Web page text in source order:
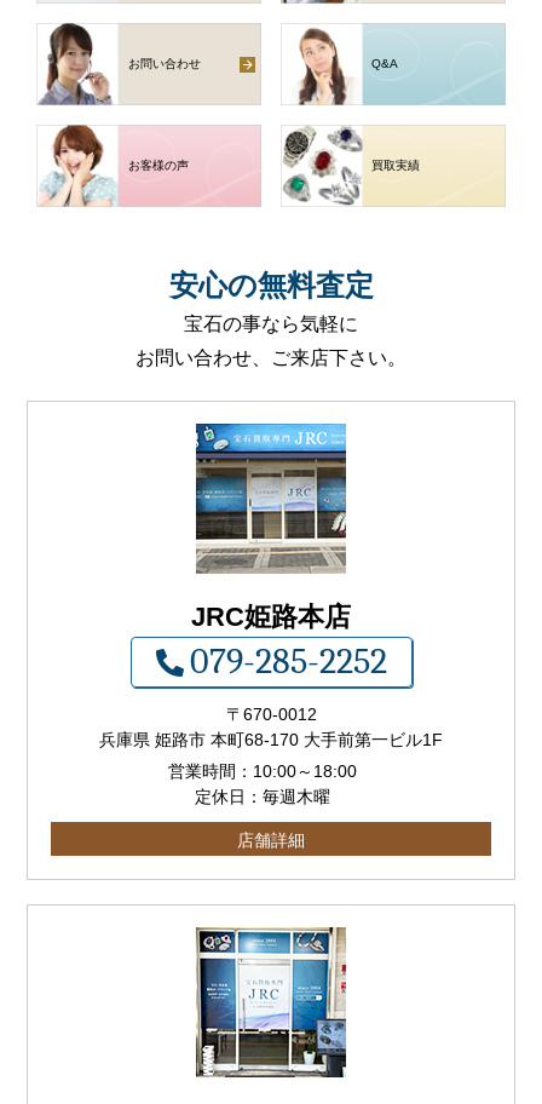
お問い合わせ Q&A
お客様の声 買取実績
安心の無料査定
宝石の事なら気軽に
お問い合わせ、ご来店下さい。
JRC姫路本店
079-285-2252
〒 670-0012
兵庫県 姫路市 本町68-170 大手前第一ビル1F
営業時間： 10:00～ 18:00
定休日：毎週木曜
店舗詳細